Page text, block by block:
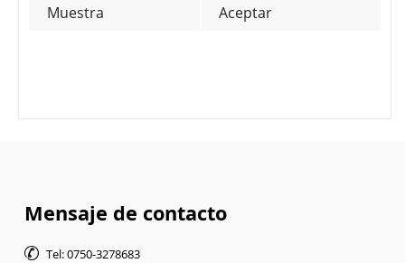
Muestra
Aceptar
Mensaje de contacto
 Tel: 0750-3278683